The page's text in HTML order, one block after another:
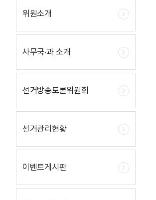
위원소개
사무국·과 소개
선거방송토론위원회
선거관리현황
이벤트게시판